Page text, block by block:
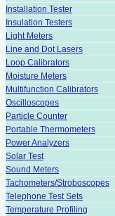
Installation Tester
Insulation Testers
Light Meters
Line and Dot Lasers
Loop Calibrators
Moisture Meters
Multifunction Calibrators
Oscilloscopes
Particle Counter
Portable Thermometers
Power Analyzers
Solar Test
Sound Meters
Tachometers/Stroboscopes
Telephone Test Sets
Temperature Profiling